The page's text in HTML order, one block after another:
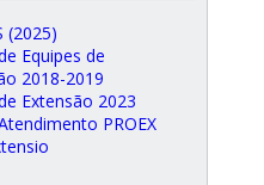
(2025)
Equipes de
2018-2019
Extensão 2023
PROEX